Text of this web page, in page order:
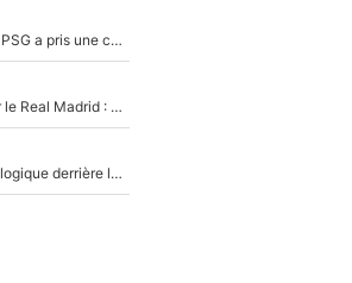
Sans Ousmane Dembélé et Désiré Doué, le PSG a pris une correction face à Majorque : Luis Enrique attend avec impatience des renforts !
Coup de théâtre en Espagne, Rodri va trahir le Real Madrid : Le Ballon d'Or a choisi de signer au FC Barcelone !
Mercato Analyse : Vincius Jr-Diomandé, la logique derrière la concordance des temps